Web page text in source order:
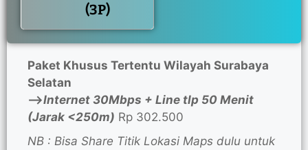
(3P)
Paket Khusus Tertentu Wilayah Surabaya
Selatan
—>Internet 30Mbps + Line tlp 50 Menit
(Jarak <250m) Rp 302.500
NB : Bisa Share Titik Lokasi Maps dulu untuk